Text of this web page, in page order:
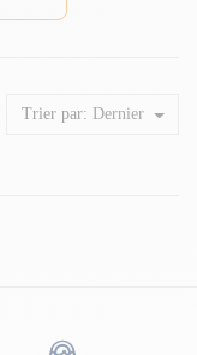
Trier par: Dernier